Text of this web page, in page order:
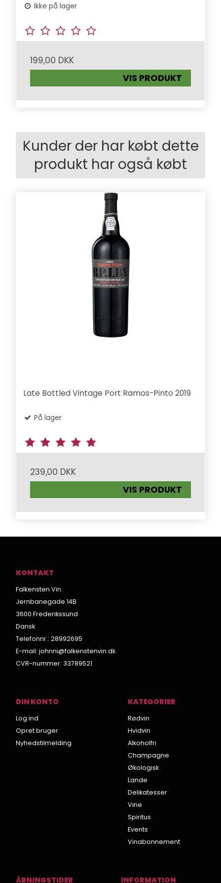
Ikke på lager
199,00 DKK
VIS PRODUKT
Kunder der har købt dette
produkt har også købt
Late Bottled Vintage Port Ramos-Pinto 2019
På lager
239,00 DKK
VIS PRODUKT
KONTAKT
Falkensten Vin
Jernbanegade 14B
3600 Frederikssund
Dansk
Telefonnr.: 28992695
E-mail: johnni@falkenstenvin.dk
CVR-nummer: 33789521
DIN KONTO
Log ind
Opret bruger
Nyhedstilmelding
KATEGORIER
Rødvin
Hvidvin
Alkoholfri
Champagne
Økologisk
Lande
Delikatesser
Vine
Spiritus
Events
Vinabonnement
ÅBNINGSTIDER INFORMATION